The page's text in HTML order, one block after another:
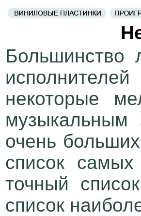
Большинство
некоторые
музыкальным
очень
список
точный
список